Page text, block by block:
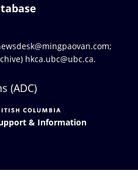
;
hkca.ubc@ubc.ca.
(ADC)
& Information